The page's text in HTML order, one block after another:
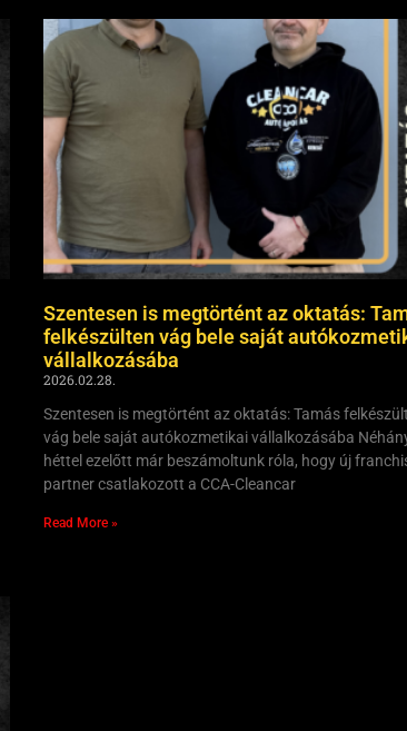
Szentesen is megtörtént az oktatás:
felkészülten vág bele saját
vállalkozásába
2026.02.28.
Szentesen is megtörtént az oktatás: Tamás
vág bele saját autókozmetikai vállalkozásába
héttel ezelőtt már beszámoltunk róla, hogy új
partner csatlakozott a CCA-Cleancar
Read More »